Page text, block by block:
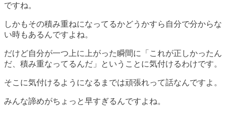
ですね。
しかもその積み重ねになってるかどうかすら自分で分からな
い時もあるんですよね。
だけど自分が一つ上に上がった瞬間に「これが正しかったん
だ、積み重なってるんだ」ということに気付けるわけです。
そこに気付けるようになるまでは頑張れって話なんですよ。
みんな諦めがちょっと早すぎるんですよね。